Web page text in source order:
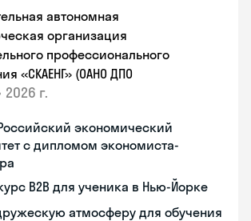
автономная
организация
профессионального
«СКАЕНГ» (ОАНО ДПО
2026 г.
экономический
с дипломом экономиста-
B2B для ученика в Нью-Йорке
атмосферу для обучения